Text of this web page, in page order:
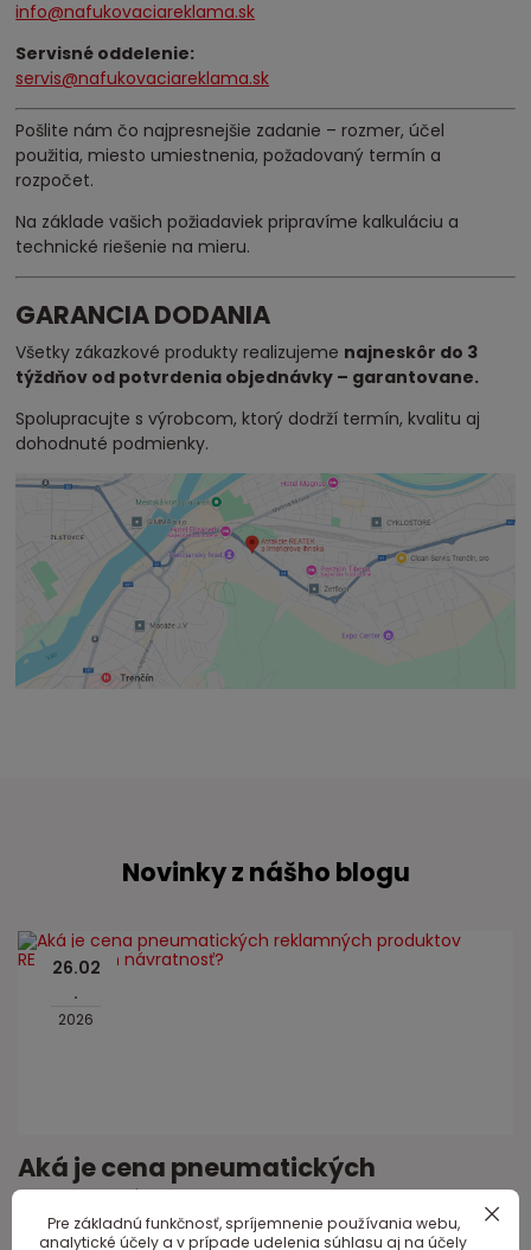
info@nafukovaciareklama.sk
Servisné oddelenie:
servis@nafukovaciareklama.sk
Pošlite nám čo najpresnejšie zadanie – rozmer, účel
použitia, miesto umiestnenia, požadovaný termín a
rozpočet.
Na základe vašich požiadaviek pripravíme kalkuláciu a
technické riešenie na mieru.
GARANCIA DODANIA
Všetky zákazkové produkty realizujeme najneskôr do 3
týždňov od potvrdenia objednávky – garantovane.
Spolupracujte s výrobcom, ktorý dodrží termín, kvalitu aj
dohodnuté podmienky.
Novinky z nášho blogu
26.02
.
2026
Aká je cena pneumatických
reklamných produktov REATEK a ich
návratnosť?
Pre základnú funkčnosť, spríjemnenie používania webu,
analytické účely a v prípade udelenia súhlasu aj na účely